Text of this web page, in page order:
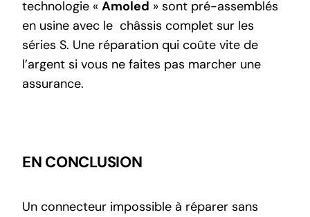
technologie « Amoled » sont pré-assemblés
en usine avec le châssis complet sur les
séries S. Une réparation qui coûte vite de
l’argent si vous ne faites pas marcher une
assurance.
EN CONCLUSION
Un connecteur impossible à réparer sans